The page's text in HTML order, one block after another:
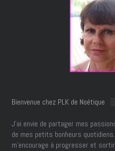
Bienvenue chez PLK de Noétique
J’ai envie de partager mes
de mes petits bonheurs
m'encourage à progresser et